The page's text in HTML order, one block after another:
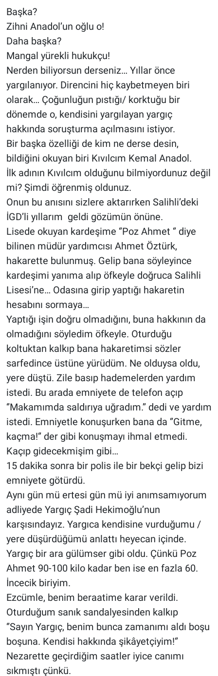
Başka?
Zihni Anadol’un oğlu o!
Daha başka?
Mangal yürekli hukukçu!
Nerden biliyorsun derseniz… Yıllar önce
yargılanıyor. Direncini hiç kaybetmeyen biri
olarak… Çoğunluğun pıstığı/ korktuğu bir
dönemde o, kendisini yargılayan yargıç
hakkında soruşturma açılmasını istiyor.
Bir başka özelliği de kim ne derse desin,
bildiğini okuyan biri Kıvılcım Kemal Anadol.
İlk adının Kıvılcım olduğunu bilmiyordunuz değil
mi? Şimdi öğrenmiş oldunuz.
Onun bu anısını sizlere aktarırken Salihli’deki
İGD’li yıllarım geldi gözümün önüne.
Lisede okuyan kardeşime ‘’Poz Ahmet ‘’ diye
bilinen müdür yardımcısı Ahmet Öztürk,
hakarette bulunmuş. Gelip bana söyleyince
kardeşimi yanıma alıp öfkeyle doğruca Salihli
Lisesi’ne… Odasına girip yaptığı hakaretin
hesabını sormaya…
Yaptığı işin doğru olmadığını, buna hakkının da
olmadığını söyledim öfkeyle. Oturduğu
koltuktan kalkıp bana hakaretimsi sözler
sarfedince üstüne yürüdüm. Ne olduysa oldu,
yere düştü. Zile basıp hademelerden yardım
istedi. Bu arada emniyete de telefon açıp
‘’Makamımda saldırıya uğradım.’’ dedi ve yardım
istedi. Emniyetle konuşurken bana da ‘’Gitme,
kaçma!‘’ der gibi konuşmayı ihmal etmedi.
Kaçıp gidecekmişim gibi…
15 dakika sonra bir polis ile bir bekçi gelip bizi
emniyete götürdü.
Aynı gün mü ertesi gün mü iyi anımsamıyorum
adliyede Yargıç Şadi Hekimoğlu’nun
karşısındayız. Yargıca kendisine vurduğumu /
yere düşürdüğümü anlattı heyecan içinde.
Yargıç bir ara gülümser gibi oldu. Çünkü Poz
Ahmet 90-100 kilo kadar ben ise en fazla 60.
İncecik biriyim.
Ezcümle, benim beraatime karar verildi.
Oturduğum sanık sandalyesinden kalkıp
‘’Sayın Yargıç, benim bunca zamanımı aldı boşu
boşuna. Kendisi hakkında şikâyetçiyim!‘’
Nezarette geçirdiğim saatler iyice canımı
sıkmıştı çünkü.